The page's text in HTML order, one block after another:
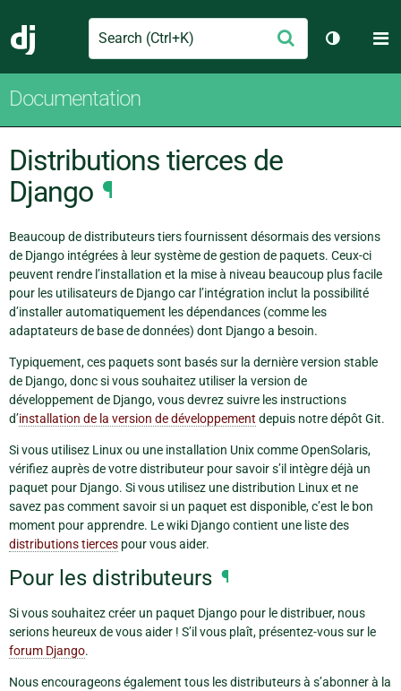
Django
Search Envoyer
Changer
Documentation
Distributions tierces de
Django ¶
Beaucoup de distributeurs tiers fournissent désormais des versions
de Django intégrées à leur système de gestion de paquets. Ceux-ci
peuvent rendre l’installation et la mise à niveau beaucoup plus facile
pour les utilisateurs de Django car l’intégration inclut la possibilité
d’installer automatiquement les dépendances (comme les
adaptateurs de base de données) dont Django a besoin.
Typiquement, ces paquets sont basés sur la dernière version stable
de Django, donc si vous souhaitez utiliser la version de
développement de Django, vous devrez suivre les instructions
d’installation de la version de développement depuis notre dépôt Git.
Si vous utilisez Linux ou une installation Unix comme OpenSolaris,
vérifiez auprès de votre distributeur pour savoir s’il intègre déjà un
paquet pour Django. Si vous utilisez une distribution Linux et ne
savez pas comment savoir si un paquet est disponible, c’est le bon
moment pour apprendre. Le wiki Django contient une liste des
distributions tierces pour vous aider.
Pour les distributeurs ¶
Si vous souhaitez créer un paquet Django pour le distribuer, nous
serions heureux de vous aider ! S’il vous plaît, présentez-vous sur le
forum Django.
Nous encourageons également tous les distributeurs à s’abonner à la